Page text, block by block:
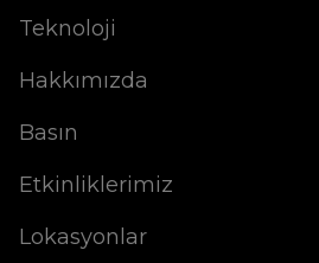
Teknoloji
Hakkımızda
Basın
Etkinliklerimiz
Lokasyonlar